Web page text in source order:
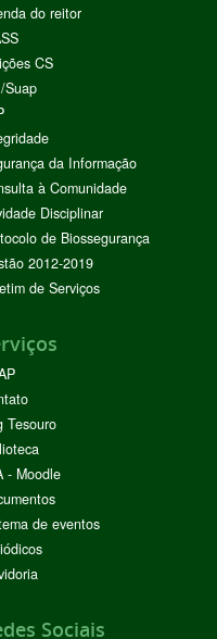
do reitor
CS
Suap
da Informação
à Comunidade
Disciplinar
de Biossegurança
2012-2019
de Serviços
Tesouro
- Moodle
de eventos
Sociais